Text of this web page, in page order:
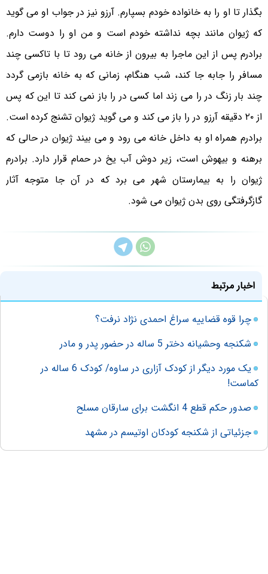
بگذار تا او را به خانواده خودم بسپارم. آرزو نیز در جواب او می گوید
که ژیوان مانند بچه نداشته خودم است و من او را دوست دارم.
برادرم پس از این ماجرا به بیرون از خانه می رود تا با تاکسی چند
مسافر را جابه جا کند، شب هنگام، زمانی که به خانه بازمی گردد
چند بار زنگ در را می زند اما کسی در را باز نمی کند تا این که پس
از ۲۰ دقیقه آرزو در را باز می کند و می گوید ژیوان تشنج کرده است.
برادرم همراه او به داخل خانه می رود و می بیند ژیوان در حالی که
برهنه و بیهوش است، زیر دوش آب یخ در حمام قرار دارد. برادرم
ژیوان را به بیمارستان شهر می برد که در آن جا متوجه آثار
گازگرفتگی روی بدن ژیوان می شود.
اخبار مرتبط
چرا قوه قضاییه سراغ احمدی نژاد نرفت؟
شکنجه وحشیانه دختر 5 ساله در حضور پدر و مادر
یک مورد دیگر از کودک آزاری در ساوه/ کودک 6 ساله در
کماست!
صدور حکم قطع 4 انگشت برای سارقان مسلح
جزئیاتی از شکنجه کودکان اوتیسم در مشهد